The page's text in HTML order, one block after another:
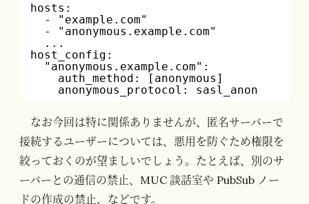
hosts:
- "example.com"
- "anonymous.example.com"
...
host_config:
"anonymous.example.com":
auth_method: [anonymous]
anonymous_protocol: sasl_anon
なお今回は特に関係ありませんが、匿名サーバーで
接続するユーザーについては、悪用を防ぐため権限を
絞っておくのが望ましいでしょう。たとえば、別のサ
ーバーとの通信の禁止、MUC 談話室や PubSub ノー
ドの作成の禁止、などです。